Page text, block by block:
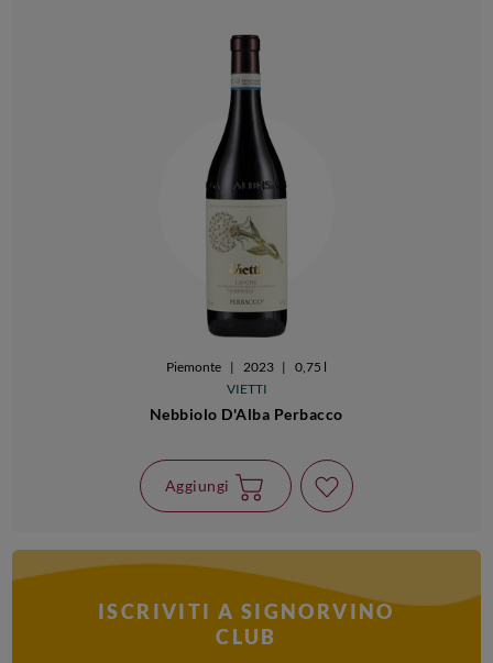
Piemonte | 2023 | 0,75 l
VIETTI
Nebbiolo D'Alba Perbacco
Aggiungi
ISCRIVITI A SIGNORVINO
CLUB